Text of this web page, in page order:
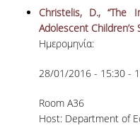
ΤΜΗΜΑΤΑ
Christelis, D., “The
Adolescent Children’s
Ημερομηνία:
28/01/2016 - 15:30 -
Room A36
Host: Department of